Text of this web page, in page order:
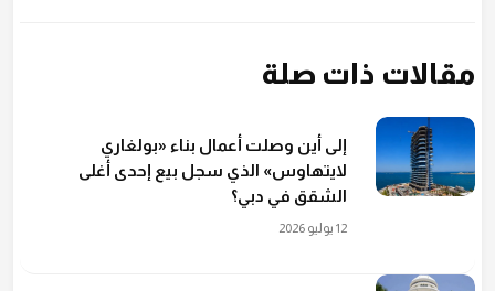
مقالات ذات صلة
إلى أين وصلت أعمال بناء «بولغاري
لايتهاوس» الذي سجل بيع إحدى أغلى
الشقق في دبي؟
12 يوليو 2026